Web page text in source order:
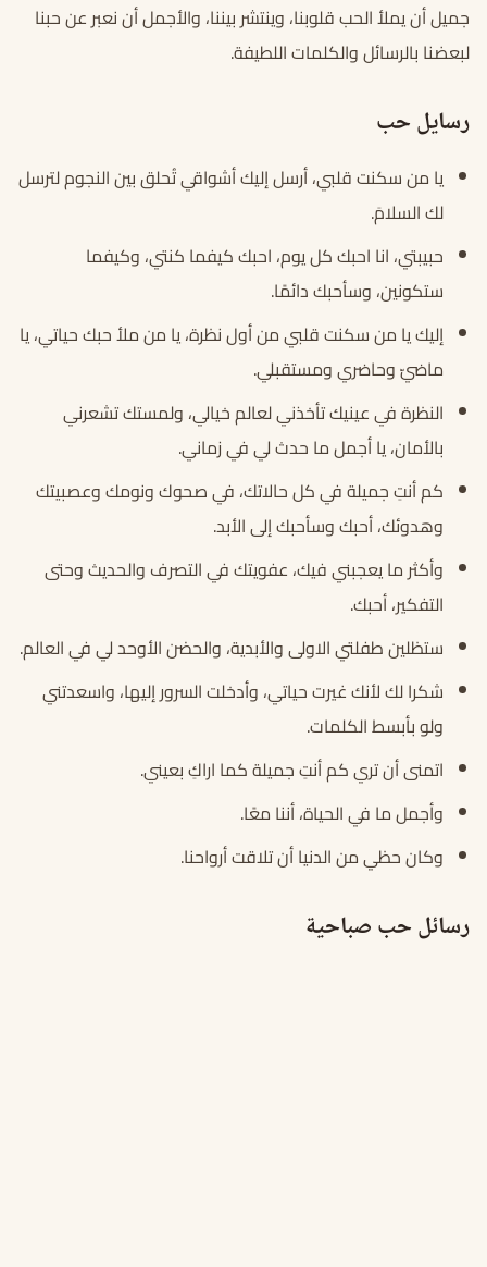
جميل أن يملأ الحب قلوبنا، وينتشر بيننا، والأجمل أن نعبر عن حبنا
لبعضنا بالرسائل والكلمات اللطيفة.
رسايل حب
يا من سكنت قلبي، أرسل إليك أشواقي تُحلق بين النجوم لترسل
لك السلامَ.
حبيبتي، انا احبك كل يوم، احبك كيفما كنتي، وكيفما
ستكونين، وسأحبك دائمًا.
إليك يا من سكنت قلبي من أول نظرة، يا من ملأ حبك حياتي، يا
ماضيّ وحاضري ومستقبلي.
النظرة في عينيك تأخذني لعالم خيالي، ولمستك تشعرني
بالأمان، يا أجمل ما حدث لي في زماني.
كم أنتِ جميلة في كل حالاتك، في صحوك ونومك وعصبيتك
وهدوئك، أحبك وسأحبك إلى الأبد.
وأكثر ما يعجبني فيك، عفويتك في التصرف والحديث وحتى
التفكير، أحبك.
ستظلين طفلتي الاولى والأبدية، والحضن الأوحد لي في العالم.
شكرا لك لأنك غيرت حياتي، وأدخلت السرور إليها، واسعدتني
ولو بأبسط الكلمات.
اتمنى أن تري كم أنتِ جميلة كما اراكِ بعيني.
وأجمل ما في الحياة، أننا معًا.
وكان حظي من الدنيا أن تلاقت أرواحنا.
رسائل حب صباحية